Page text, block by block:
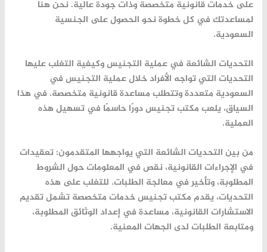
على خدمات قانونية متخصصة وذات جودة عالية. نحن هنا
لمساعدتك في كل خطوة نحو الحصول على الجنسية
السعودية.
التحديات الشائعة في عملية التجنيس وكيفية التغلب عليها
التحديات التي تواجه الأفراد خلال عملية التجنيس في
السعودية متعددة وتتطلب مساعدة قانونية متخصصة. في هذا
السياق، يلعب مكتب تجنيسدورًا حاسمًا في تسهيل هذه
العملية.
من بين التحديات الشائعة التي يواجهها المتقدمون: تعقيدات
في الإجراءات القانونية، نقص في المعلومات حول الشروط
المطلوبة، وتأخير في معالجة الطلبات. للتغلب على هذه
التحديات، يقدم مكتب تجنيسخدمات متخصصة تشمل تقديم
الاستشارات القانونية، مساعدة في إعداد الوثائق المطلوبة،
ومتابعة الطلبات لدى الجهات المعنية.